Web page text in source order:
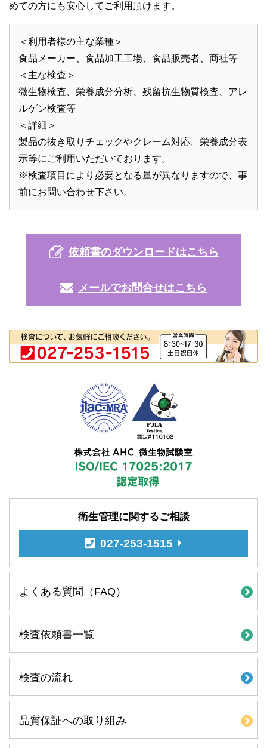
めての方にも安心してご利用頂けます。
＜利用者様の主な業種＞
食品メーカー、食品加工工場、食品販売者、商社等
＜主な検査＞
微生物検査、栄養成分分析、残留抗生物質検査、アレ
ルゲン検査等
＜詳細＞
製品の抜き取りチェックやクレーム対応。栄養成分表
示等にご利用いただいております。
※検査項目により必要となる量が異なりますので、事
前にお問い合わせ下さい。
依頼書のダウンロードはこちら
メールでお問合せはこちら
衛生管理に関するご相談
027-253-1515
よくある質問（FAQ）
検査依頼書一覧
検査の流れ
品質保証への取り組み